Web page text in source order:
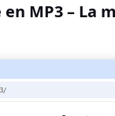
en MP3 –